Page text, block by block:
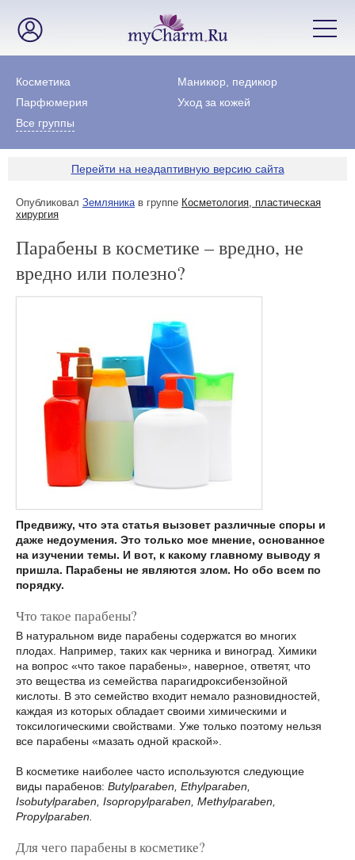
Косметика
Маникюр, педикюр
Парфюмерия
Уход за кожей
Все группы
Перейти на неадаптивную версию сайта
Опубликовал Земляникав группе Косметология, пластическая
хирургия
Парабены в косметике – вредно, не
вредно или полезно?
Предвижу, что эта статья вызовет различные споры и
даже недоумения. Это только мое мнение, основанное
на изучении темы. И вот, к какому главному выводу я
пришла. Парабены не являются злом. Но обо всем по
порядку.
Что такое парабены?
В натуральном виде парабены содержатся во многих
плодах. Например, таких как черника и виноград. Химики
на вопрос «что такое парабены», наверное, ответят, что
это вещества из семейства парагидроксибензойной
кислоты. В это семейство входит немало разновидностей,
каждая из которых обладает своими химическими и
токсилогическими свойствами. Уже только поэтому нельзя
все парабены «мазать одной краской».
В косметике наиболее часто используются следующие
виды парабенов: Butylparaben, Ethylparaben,
Isobutylparaben, Isopropylparaben, Methylparaben,
Propylparaben.
Для чего парабены в косметике?